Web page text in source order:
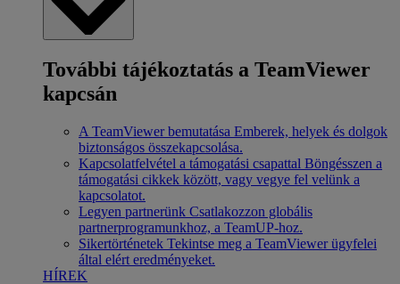
További tájékoztatás a TeamViewer
kapcsán
A TeamViewer bemutatása Emberek, helyek és dolgok
biztonságos összekapcsolása.
Kapcsolatfelvétel a támogatási csapattal Böngésszen a
támogatási cikkek között, vagy vegye fel velünk a
kapcsolatot.
Legyen partnerünk Csatlakozzon globális
partnerprogramunkhoz, a TeamUP-hoz.
Sikertörténetek Tekintse meg a TeamViewer ügyfelei
által elért eredményeket.
HÍREK